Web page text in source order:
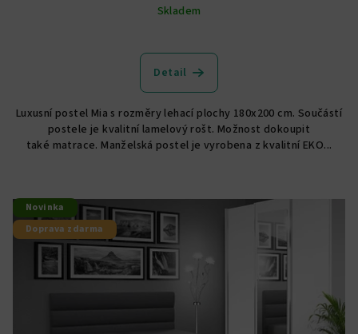
Skladem
hodnocení
produktu
z
5
hvězdiček.
Detail
Luxusní postel Mia s rozměry lehací plochy 180x200 cm. Součástí
postele je kvalitní lamelový rošt. Možnost dokoupit
také matrace. Manželská postel je vyrobena z kvalitní EKO...
Novinka
Doprava zdarma